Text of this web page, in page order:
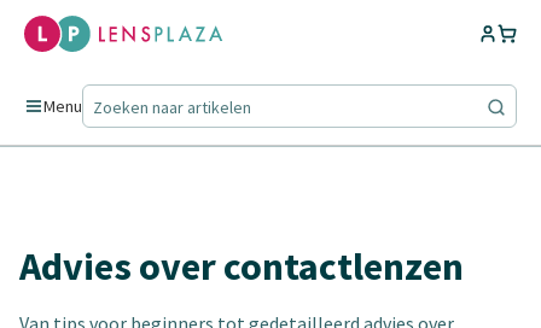
Menu
Advies over contactlenzen
Van tips voor beginners tot gedetailleerd advies over